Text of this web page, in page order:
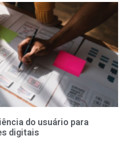
do usuário para
digitais